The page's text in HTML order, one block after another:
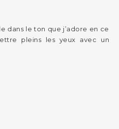
dans le ton que j’adore en ce
pleins les yeux avec un